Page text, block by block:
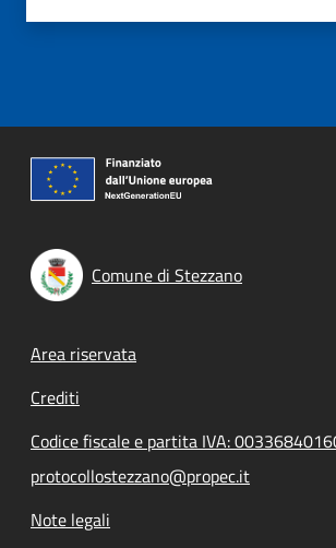
Comune di Stezzano
Footer menu
Area riservata
Crediti
Codice fiscale e partita IVA:
protocollostezzano@propec.it
Note legali